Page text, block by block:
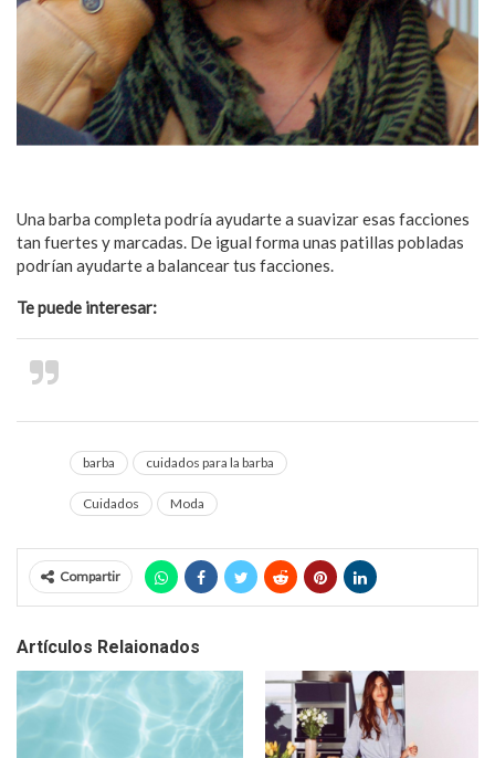
Una barba completa podría ayudarte a suavizar esas facciones
tan fuertes y marcadas. De igual forma unas patillas pobladas
podrían ayudarte a balancear tus facciones.
Te puede interesar:
barba cuidados para la barba
Cuidados Moda
Compartir
Artículos Relaionados